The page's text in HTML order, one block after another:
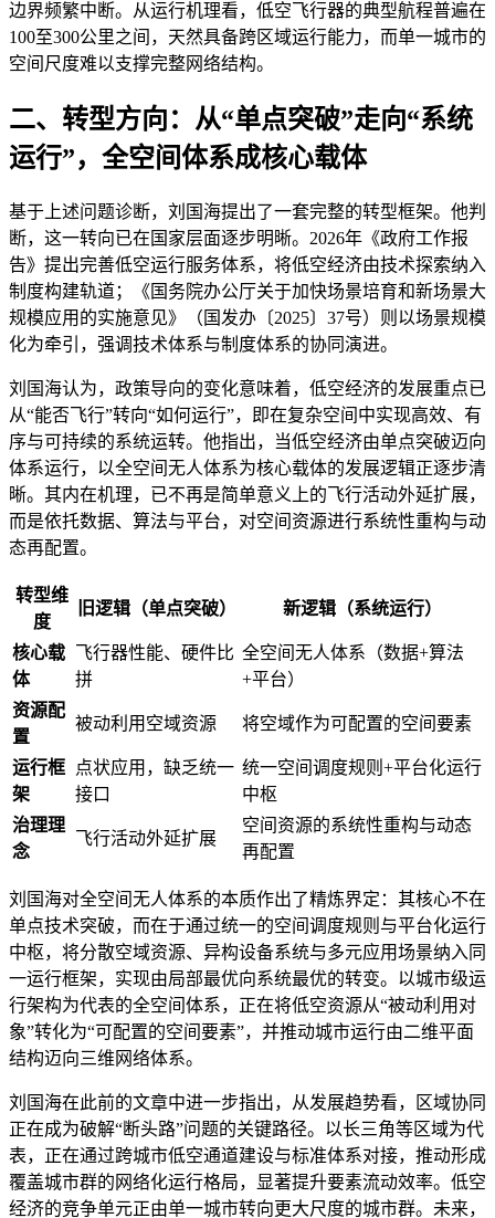
边界频繁中断。从运行机理看，低空飞行器的典型航程普遍在
100至300公里之间，天然具备跨区域运行能力，而单一城市的
空间尺度难以支撑完整网络结构。
二、转型方向：从“单点突破”走向“系统
运行”，全空间体系成核心载体
基于上述问题诊断，刘国海提出了一套完整的转型框架。他判
断，这一转向已在国家层面逐步明晰。2026年《政府工作报
告》提出完善低空运行服务体系，将低空经济由技术探索纳入
制度构建轨道；《国务院办公厅关于加快场景培育和新场景大
规模应用的实施意见》（国发办〔2025〕37号）则以场景规模
化为牵引，强调技术体系与制度体系的协同演进。
刘国海认为，政策导向的变化意味着，低空经济的发展重点已
从“能否飞行”转向“如何运行”，即在复杂空间中实现高效、有
序与可持续的系统运转。他指出，当低空经济由单点突破迈向
体系运行，以全空间无人体系为核心载体的发展逻辑正逐步清
晰。其内在机理，已不再是简单意义上的飞行活动外延扩展，
而是依托数据、算法与平台，对空间资源进行系统性重构与动
态再配置。
转型维
度
旧逻辑（单点突破） 新逻辑（系统运行）
核心载
体
飞行器性能、硬件比
拼
全空间无人体系（数据+算法
+平台）
资源配
置
被动利用空域资源 将空域作为可配置的空间要素
运行框
架
点状应用，缺乏统一
接口
统一空间调度规则+平台化运行
中枢
治理理
念
飞行活动外延扩展
空间资源的系统性重构与动态
再配置
刘国海对全空间无人体系的本质作出了精炼界定：其核心不在
单点技术突破，而在于通过统一的空间调度规则与平台化运行
中枢，将分散空域资源、异构设备系统与多元应用场景纳入同
一运行框架，实现由局部最优向系统最优的转变。以城市级运
行架构为代表的全空间体系，正在将低空资源从“被动利用对
象”转化为“可配置的空间要素”，并推动城市运行由二维平面
结构迈向三维网络体系。
刘国海在此前的文章中进一步指出，从发展趋势看，区域协同
正在成为破解“断头路”问题的关键路径。以长三角等区域为代
表，正在通过跨城市低空通道建设与标准体系对接，推动形成
覆盖城市群的网络化运行格局，显著提升要素流动效率。低空
经济的竞争单元正由单一城市转向更大尺度的城市群。未来，